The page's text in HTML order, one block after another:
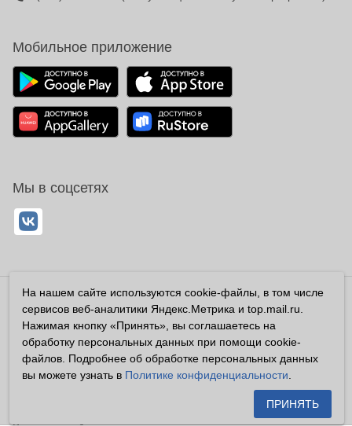
Мобильное приложение
Мы в соцсетях
Владелец сайта ООО «Суперфарма» ОГРН 1032700302194
Все права защищены ©2026
Информация, размещенная на данном сайте имеет
справочный характер, и не должна восприниматься
посетителями сайта как публичная оферта, предусмотренная
На нашем сайте используются cookie-файлы, в том числе
сервисов веб-аналитики Яндекс.Метрика и top.mail.ru.
Нажимая кнопку «Принять», вы соглашаетесь на
обработку персональных данных при помощи cookie-
файлов. Подробнее об обработке персональных данных
вы можете узнать в Политике конфиденциальности
ПРИНЯТЬ